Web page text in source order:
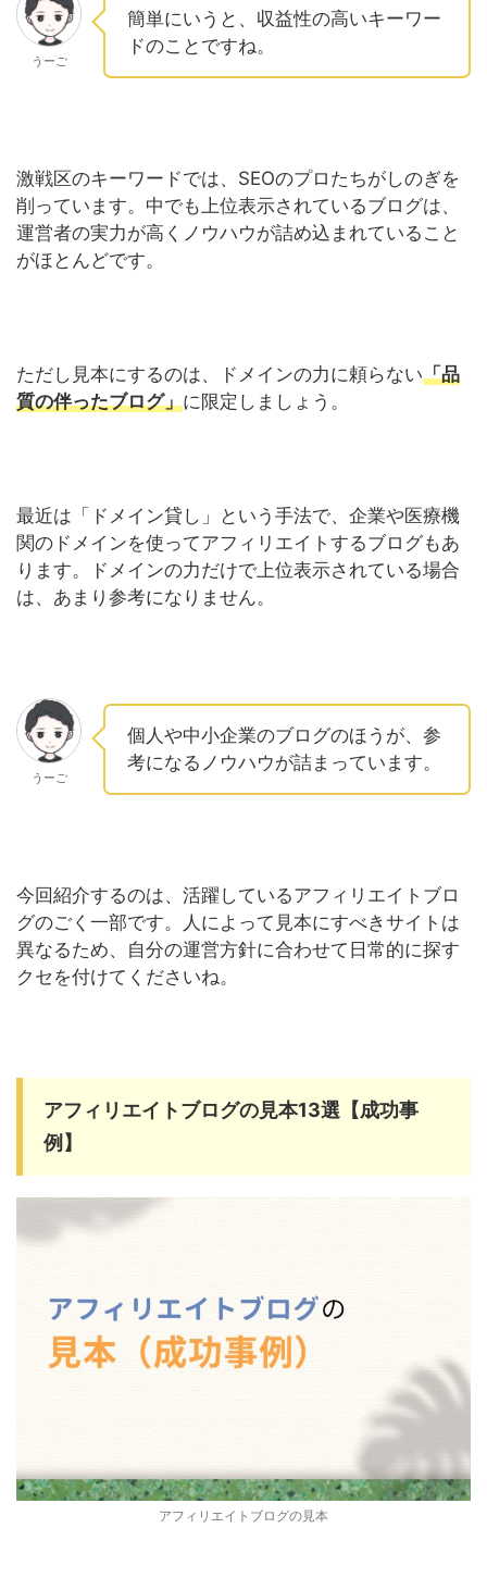
うーご
簡単にいうと、収益性の高いキーワー
ドのことですね。
激戦区のキーワードでは、SEOのプロたちがしのぎを
削っています。中でも上位表示されているブログは、
運営者の実力が高くノウハウが詰め込まれていること
がほとんどです。
ただし見本にするのは、ドメインの力に頼らない「品
質の伴ったブログ」に限定しましょう。
最近は「ドメイン貸し」という手法で、企業や医療機
関のドメインを使ってアフィリエイトするブログもあ
ります。ドメインの力だけで上位表示されている場合
は、あまり参考になりません。
うーご
個人や中小企業のブログのほうが、参
考になるノウハウが詰まっています。
今回紹介するのは、活躍しているアフィリエイトブロ
グのごく一部です。人によって見本にすべきサイトは
異なるため、自分の運営方針に合わせて日常的に探す
クセを付けてくださいね。
アフィリエイトブログの見本13選【成功事
例】
アフィリエイトブログの見本